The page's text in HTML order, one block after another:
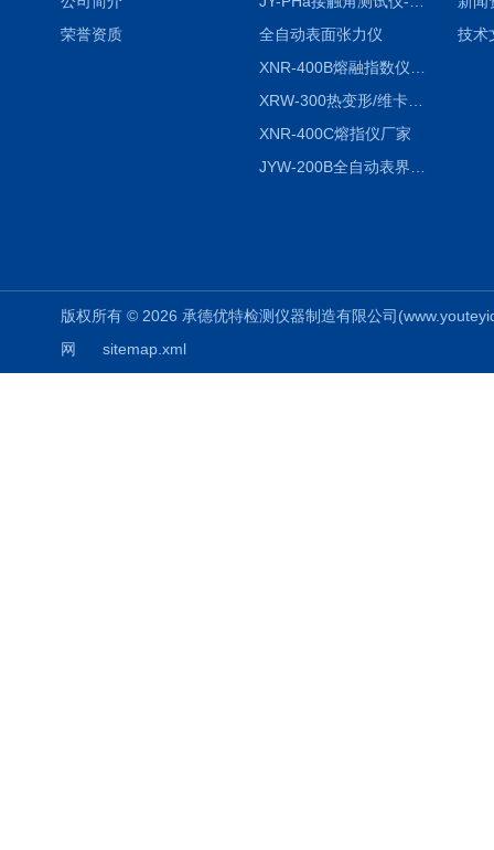
荣誉资质
全自动表面张力仪
XRW-300热变形/维卡软化点温度测定仪
XNR-400C熔指仪厂家
技术
版权所有 © 2026 承德优特检测仪器制造有限公司
网
sitemap.xml